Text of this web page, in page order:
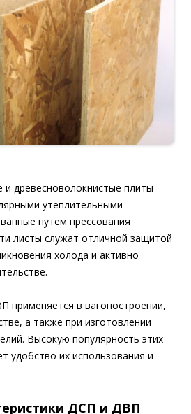
и древесноволокнистые плиты
утеплительными
путем прессования
листы служат отличной защитой
холода и активно
применяется в вагоностроении,
а также при изготовлении
Высокую популярность этих
удобство их использования и
ДСП и ДВП